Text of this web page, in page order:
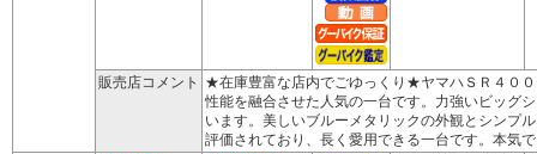
販売店コメント
★在庫豊富な店内でごゆっくり★ヤマハＳＲ４０
性能を融合させた人気の一台です。力強いビッグ
います。美しいブルーメタリックの外観とシンプ
評価されており、長く愛用できる一台です。本気